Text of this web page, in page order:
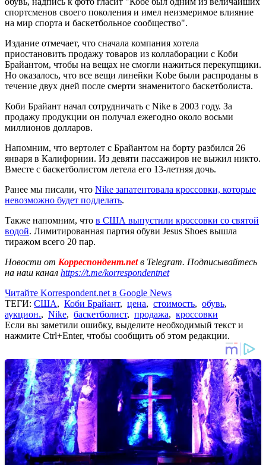
спортсменов своего поколения и имел неизмеримое влияние
на мир спорта и баскетбольное сообщество".
Издание отмечает, что сначала компания хотела
приостановить продажу товаров из коллаборации с Коби
Брайантом, чтобы на вещах не смогли нажиться перекупщики.
Но оказалось, что все вещи линейки Kobe были распроданы в
течение двух дней после смерти знаменитого баскетболиста.
Коби Брайант начал сотрудничать с Nike в 2003 году. За
продажу продукции он получал ежегодно около восьми
миллионов долларов.
Напомним, что вертолет с Брайантом на борту разбился 26
января в Калифорнии. Из девяти пассажиров не выжил никто.
Вместе с баскетболистом летела его 13-летняя дочь.
Ранее мы писали, что Nike запатентовала кроссовки, которые
невозможно будет подделать.
Также напомним, что в США выпустили кроссовки со святой
водой. Лимитированная партия обуви Jesus Shoes вышла
тиражом всего 20 пар.
Новости от Корреспондент.netв Telegram. Подписывайтесь
на наш канал https://t.me/korrespondentnet
Читайте Korrespondent.net в Google News
ТЕГИ: США, Коби Брайант, цена, стоимость, обувь,
аукцион., Nike, баскетболист, продажа, кроссовки
Если вы заметили ошибку, выделите необходимый текст и
нажмите Ctrl+Enter, чтобы сообщить об этом редакции.